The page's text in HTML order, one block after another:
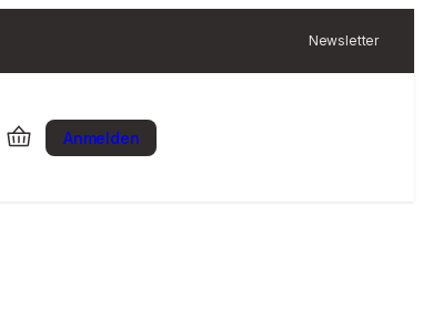
Newsletter
Anmelden